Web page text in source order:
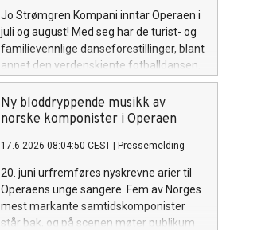
Jo Strømgren Kompani inntar Operaen i
juli og august! Med seg har de turist- og
familievennlige danseforestillinger, blant
annet den verdenskjente fotballdansen,
til lavere billettpris.
Ny bloddryppende musikk av
norske komponister i Operaen
17.6.2026 08:04:50 CEST Pressemelding
20. juni urfremføres nyskrevne arier til
Operaens unge sangere. Fem av Norges
mest markante samtidskomponister
står bak, og på scenen møter publikum